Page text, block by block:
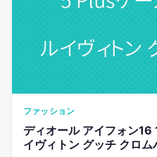
ファッション
ディオール アイフォン
イヴィトン グッチ クロム